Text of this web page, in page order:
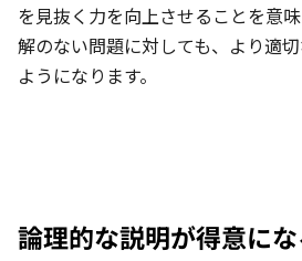
を見抜く力を向上させることを意
解のない問題に対しても、より適
ようになります。
論理的な説明が得意に